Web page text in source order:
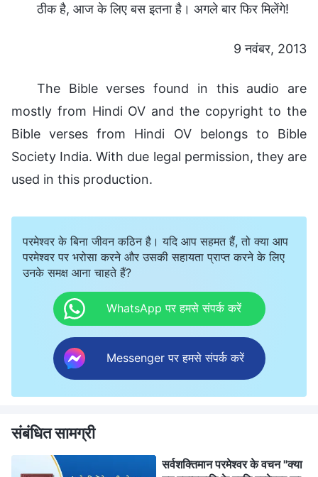
ठीक है, आज के लिए बस इतना है। अगले बार फिर मिलेंगे!
9 नवंबर, 2013
The Bible verses found in this audio are
mostly from Hindi OV and the copyright to the
Bible verses from Hindi OV belongs to Bible
Society India. With due legal permission, they are
used in this production.
परमेश्वर के बिना जीवन कठिन है। यदि आप सहमत हैं, तो क्या आप
परमेश्वर पर भरोसा करने और उसकी सहायता प्राप्त करने के लिए
उनके समक्ष आना चाहते हैं?
WhatsApp पर हमसे संपर्क करें
Messenger पर हमसे संपर्क करें
संबंधित सामग्री
सर्वशक्तिमान परमेश्वर के वचन "क्या